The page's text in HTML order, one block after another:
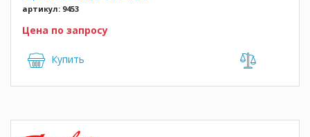
артикул: 9453
Цена по запросу
Купить